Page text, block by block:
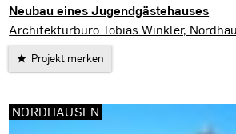
Neubau eines Jugendgästehauses
Nordhausen
Architekturbüro Tobias Winkler,
Projekt merken
NORDHAUSEN